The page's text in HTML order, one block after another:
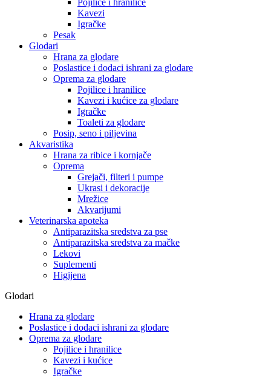
Pojilice i hranilice
Kavezi
Igračke
Pesak
Glodari
Hrana za glodare
Poslastice i dodaci ishrani za glodare
Oprema za glodare
Pojilice i hranilice
Kavezi i kućice za glodare
Igračke
Toaleti za glodare
Posip, seno i piljevina
Akvaristika
Hrana za ribice i kornjače
Oprema
Grejači, filteri i pumpe
Ukrasi i dekoracije
Mrežice
Akvarijumi
Veterinarska apoteka
Antiparazitska sredstva za pse
Antiparazitska sredstva za mačke
Lekovi
Suplementi
Higijena
Glodari
Hrana za glodare
Poslastice i dodaci ishrani za glodare
Oprema za glodare
Pojilice i hranilice
Kavezi i kućice
Igračke